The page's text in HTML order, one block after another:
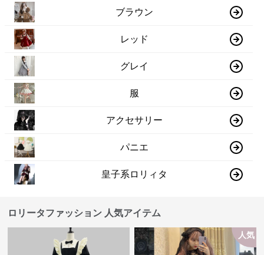
ブラウン
レッド
グレイ
服
アクセサリー
パニエ
皇子系ロリィタ
ロリータファッション 人気アイテム
人気